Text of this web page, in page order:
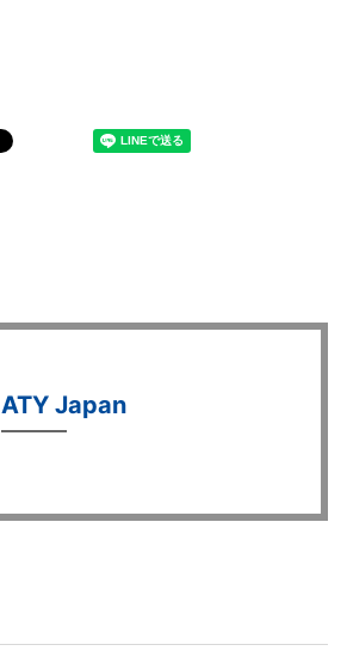
ATY Japan